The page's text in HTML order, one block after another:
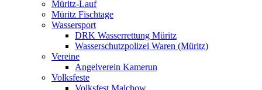
Müritz-Lauf
Müritz Fischtage
Wassersport
DRK Wasserrettung Müritz
Wasserschutzpolizei Waren (Müritz)
Vereine
Angelverein Kamerun
Volksfeste
Volksfest Malchow